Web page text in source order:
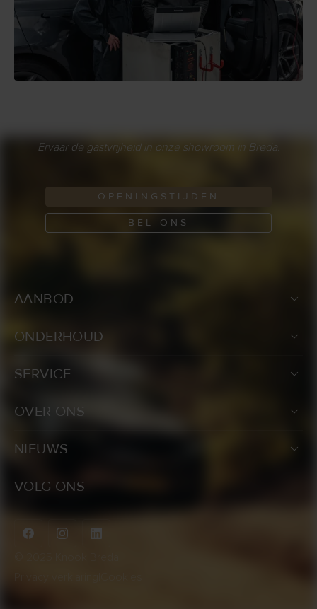
Ervaar de gastvrijheid in onze showroom in Breda.
OPENINGSTIJDEN
BEL ONS
AANBOD
ONDERHOUD
SERVICE
OVER ONS
NIEUWS
VOLG ONS